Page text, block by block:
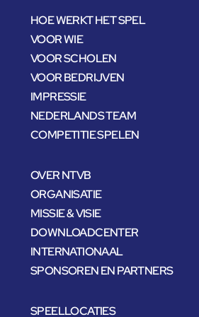
HOE WERKT HET SPEL
VOOR WIE
VOOR SCHOLEN
VOOR BEDRIJVEN
IMPRESSIE
NEDERLANDS TEAM
COMPETITIE SPELEN
OVER NTVB
ORGANISATIE
MISSIE & VISIE
DOWNLOADCENTER
INTERNATIONAAL
SPONSOREN EN PARTNERS
SPEELLOCATIES